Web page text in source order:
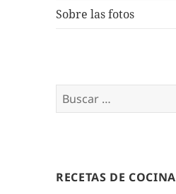
Sobre las fotos
Buscar:
RECETAS DE COCINA